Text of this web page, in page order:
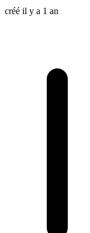
créé il y a 1 an